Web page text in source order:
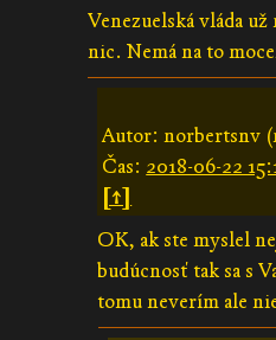
Venezuelská vláda
nic. Nemá na to
Autor: norbertsnv
Čas: 2018-06-22
[↑]
OK, ak ste myslel
budúcnosť tak sa s
tomu neverím ale